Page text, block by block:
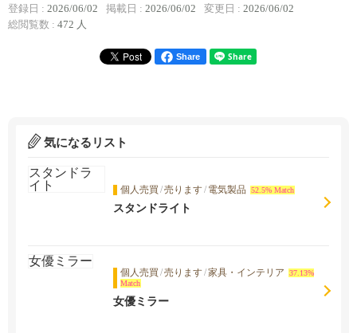
登録日 : 2026/06/02 掲載日 : 2026/06/02 変更日 : 2026/06/02
総閲覧数 : 472 人
Share
気になるリスト
個人売買 /売ります/ 電気製品 52.5% Match
スタンドライト
個人売買 /売ります/家具・インテリア
37.13%
Match
女優ミラー